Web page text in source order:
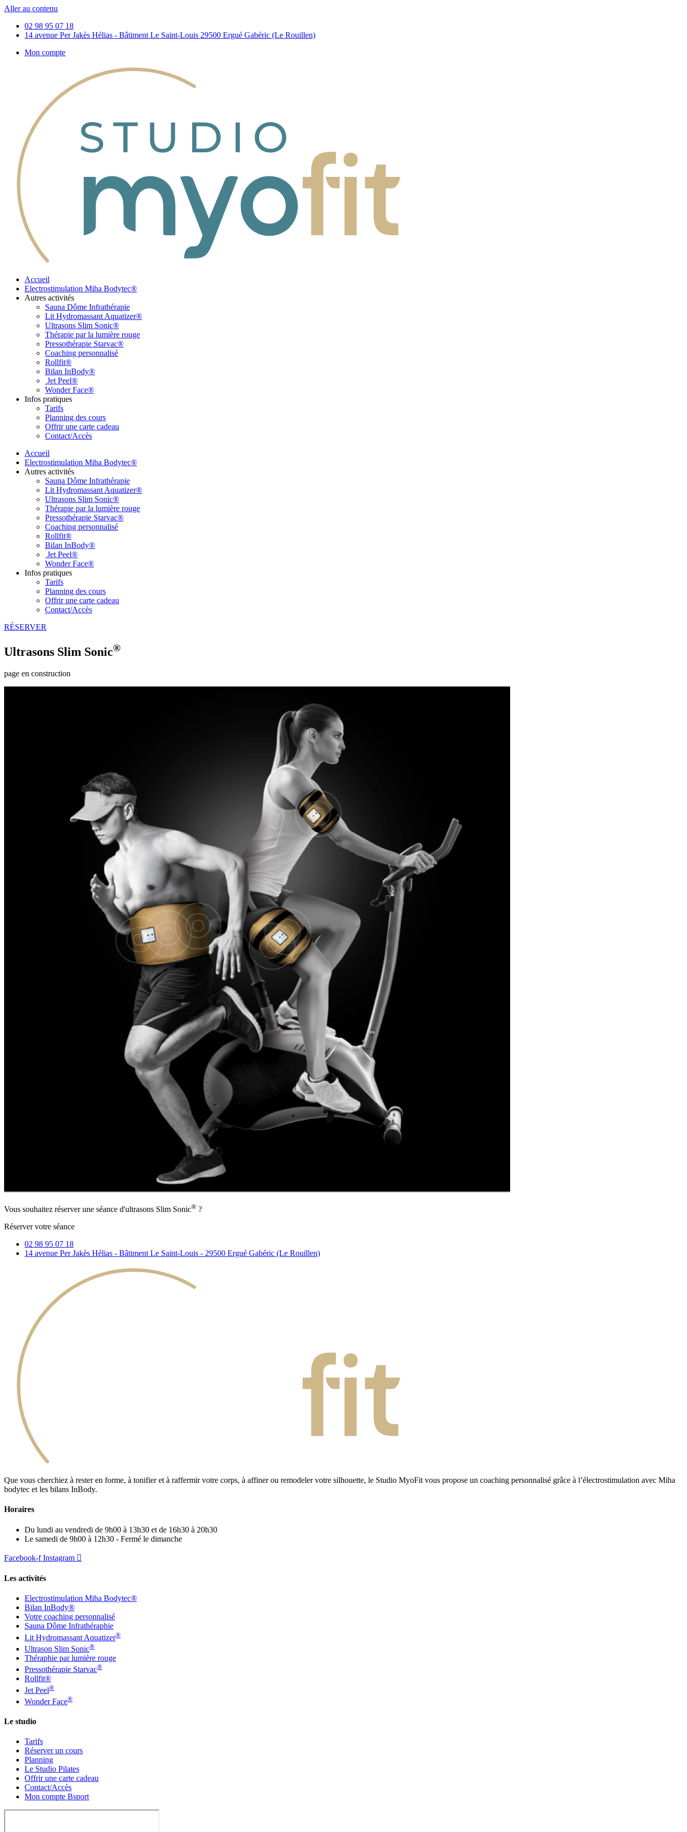
Aller au contenu
02 98 95 07 18
14 avenue Per Jakès Hélias - Bâtiment Le Saint-Louis 29500 Ergué Gabéric (Le Rouillen)
Mon compte
Accueil
Electrostimulation Miha Bodytec®
Autres activités
Sauna Dôme Infrathérapie
Lit Hydromassant Aquatizer®
Ultrasons Slim Sonic®
Thérapie par la lumière rouge
Pressothérapie Starvac®
Coaching personnalisé
Rollfit®
Bilan InBody®
Jet Peel®
Wonder Face®
Infos pratiques
Tarifs
Planning des cours
Offrir une carte cadeau
Contact/Accès
Accueil
Electrostimulation Miha Bodytec®
Autres activités
Sauna Dôme Infrathérapie
Lit Hydromassant Aquatizer®
Ultrasons Slim Sonic®
Thérapie par la lumière rouge
Pressothérapie Starvac®
Coaching personnalisé
Rollfit®
Bilan InBody®
Jet Peel®
Wonder Face®
Infos pratiques
Tarifs
Planning des cours
Offrir une carte cadeau
Contact/Accès
RÉSERVER
Ultrasons Slim Sonic®
page en construction
Vous souhaitez réserver une séance d'ultrasons Slim Sonic® ?
Réserver votre séance
02 98 95 07 18
14 avenue Per Jakès Hélias - Bâtiment Le Saint-Louis - 29500 Ergué Gabéric (Le Rouillen)
Que vous cherchiez à rester en forme, à tonifier et à raffermir votre corps, à affiner ou remodeler votre silhouette, le Studio MyoFit vous propose un coaching personnalisé grâce à l’électrostimulation avec Miha
bodytec et les bilans InBody.
Horaires
Du lundi au vendredi de 9h00 à 13h30 et de 16h30 à 20h30
Le samedi de 9h00 à 12h30 - Fermé le dimanche
Facebook-f Instagram
Les activités
Electrostimulation Miha Bodytec®
Bilan InBody®
Votre coaching personnalisé
Sauna Dôme Infrathéraphie
Lit Hydromassant Aquatizer®
Ultrason Slim Sonic®
Théraphie par lumière rouge
Pressothérapie Starvac®
Rollfit®
Jet Peel®
Wonder Face®
Le studio
Tarifs
Réserver un cours
Planning
Le Studio Pilates
Offrir une carte cadeau
Contact/Accès
Mon compte Bsport